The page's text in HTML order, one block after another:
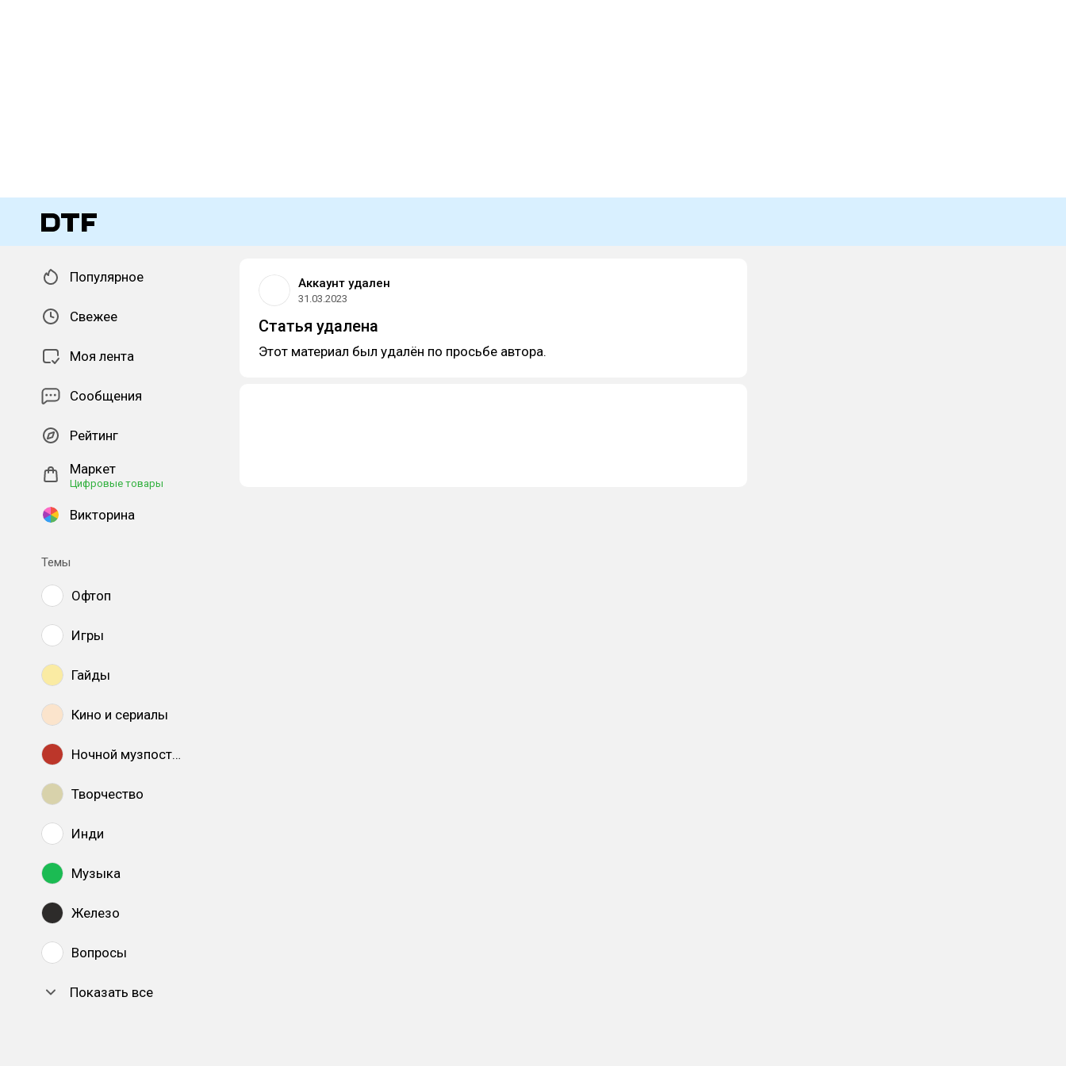
Популярное
Свежее
Моя лента
Сообщения
Рейтинг
Маркет
Цифровые товары
Викторина
Темы
Офтоп
Игры
Гайды
Кино и сериалы
Ночной музпостинг
Творчество
Инди
Музыка
Железо
Вопросы
Показать все
Аккаунт удален
31.03.2023
Статья удалена
Этот материал был удалён по просьбе автора.